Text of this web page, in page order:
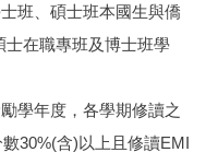
班、碩士班本國生與僑
在職專班及博士班學
學年度，各學期修讀之
30%(含)以上且修讀EMI